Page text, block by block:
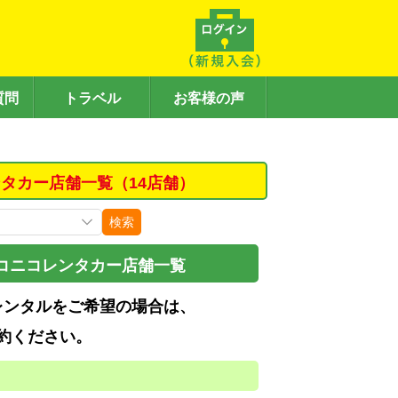
問 トラベル お客様の声
カー店舗一覧（14店舗）
検索
ニコレンタカー店舗一覧
タルをご希望の場合は、
ください。